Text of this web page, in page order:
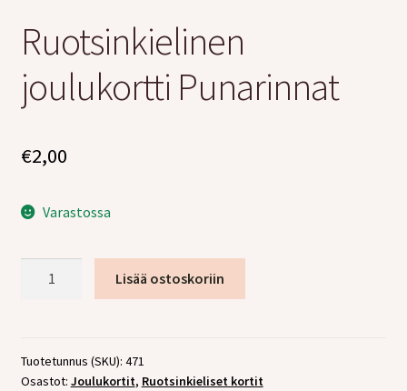
Ruotsinkielinen
joulukortti Punarinnat
€2,00
Varastossa
Lisää ostoskoriin
Tuotetunnus (SKU): 471
Osastot: Joulukortit, Ruotsinkieliset kortit